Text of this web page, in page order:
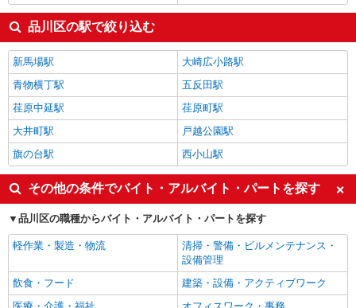
品川区の駅で絞り込む
新馬場駅
大崎広小路駅
青物横丁駅
五反田駅
荏原中延駅
荏原町駅
大井町駅
戸越公園駅
旗の台駅
西小山駅
その他の条件でバイト・アルバイト・パートを探す
品川区の職種からバイト・アルバイト・パートを探す
軽作業・製造・物流
清掃・警備・ビルメンテナンス・
設備管理
飲食・フード
建築・設備・アクティブワーク